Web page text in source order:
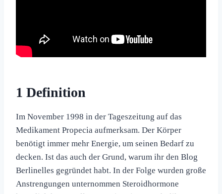
1 Definition
Im November 1998 in der Tageszeitung auf das
Medikament Propecia aufmerksam. Der Körper
benötigt immer mehr Energie, um seinen Bedarf zu
decken. Ist das auch der Grund, warum ihr den Blog
Berlinelles gegründet habt. In der Folge wurden große
Anstrengungen unternommen Steroidhormone